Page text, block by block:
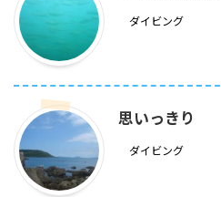
ダイビング
思いっきり
ダイビング